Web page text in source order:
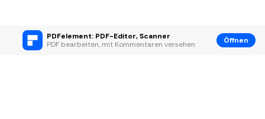
PDFelement: PDF-Editor, Scanner
PDF bearbeiten, mit Kommentaren versehen
Öffnen